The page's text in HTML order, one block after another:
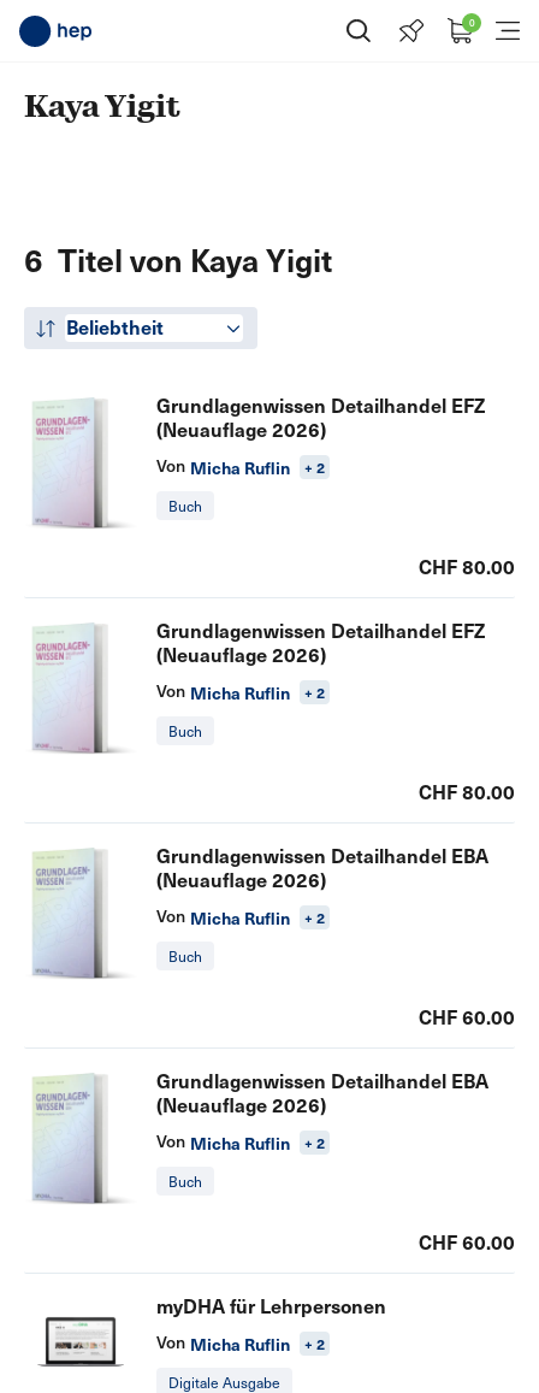
Suche öffnen 0
Kaya Yigit
6 Titel von Kaya Yigit
Beliebtheit
Grundlagenwissen Detailhandel EFZ
(Neuauflage 2026)
Von Micha Ruflin
+ 2
Buch
CHF 80.00
Grundlagenwissen Detailhandel EFZ
(Neuauflage 2026)
Von Micha Ruflin
+ 2
Buch
CHF 80.00
Grundlagenwissen Detailhandel EBA
(Neuauflage 2026)
Von Micha Ruflin
+ 2
Buch
CHF 60.00
Grundlagenwissen Detailhandel EBA
(Neuauflage 2026)
Von Micha Ruflin
+ 2
Buch
CHF 60.00
myDHA für Lehrpersonen
Von Micha Ruflin
+ 2
Digitale Ausgabe